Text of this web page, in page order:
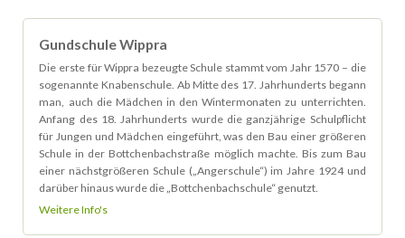
Gundschule Wippra
Die erste für Wippra bezeugte Schule stammt vom Jahr 1570 – die
sogenannte Knabenschule. Ab Mitte des 17. Jahrhunderts begann
man, auch die Mädchen in den Wintermonaten zu unterrichten.
Anfang des 18. Jahrhunderts wurde die ganzjährige Schulpflicht
für Jungen und Mädchen eingeführt, was den Bau einer größeren
Schule in der Bottchenbachstraße möglich machte. Bis zum Bau
einer nächstgrößeren Schule („Angerschule“) im Jahre 1924 und
darüber hinaus wurde die „Bottchenbachschule“ genutzt.
Weitere Info's